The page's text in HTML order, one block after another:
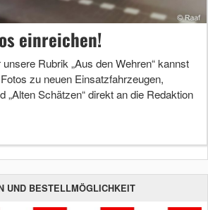
einreichen!
Rubrik „Aus den Wehren“ kannst
zu neuen Einsatzfahrzeugen,
„Alten Schätzen“ direkt an die Redaktion
UND BESTELLMÖGLICHKEIT